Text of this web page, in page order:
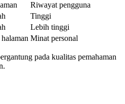
Riwayat pengguna
Tinggi
Lebih tinggi
Minat personal
pada kualitas pemahaman